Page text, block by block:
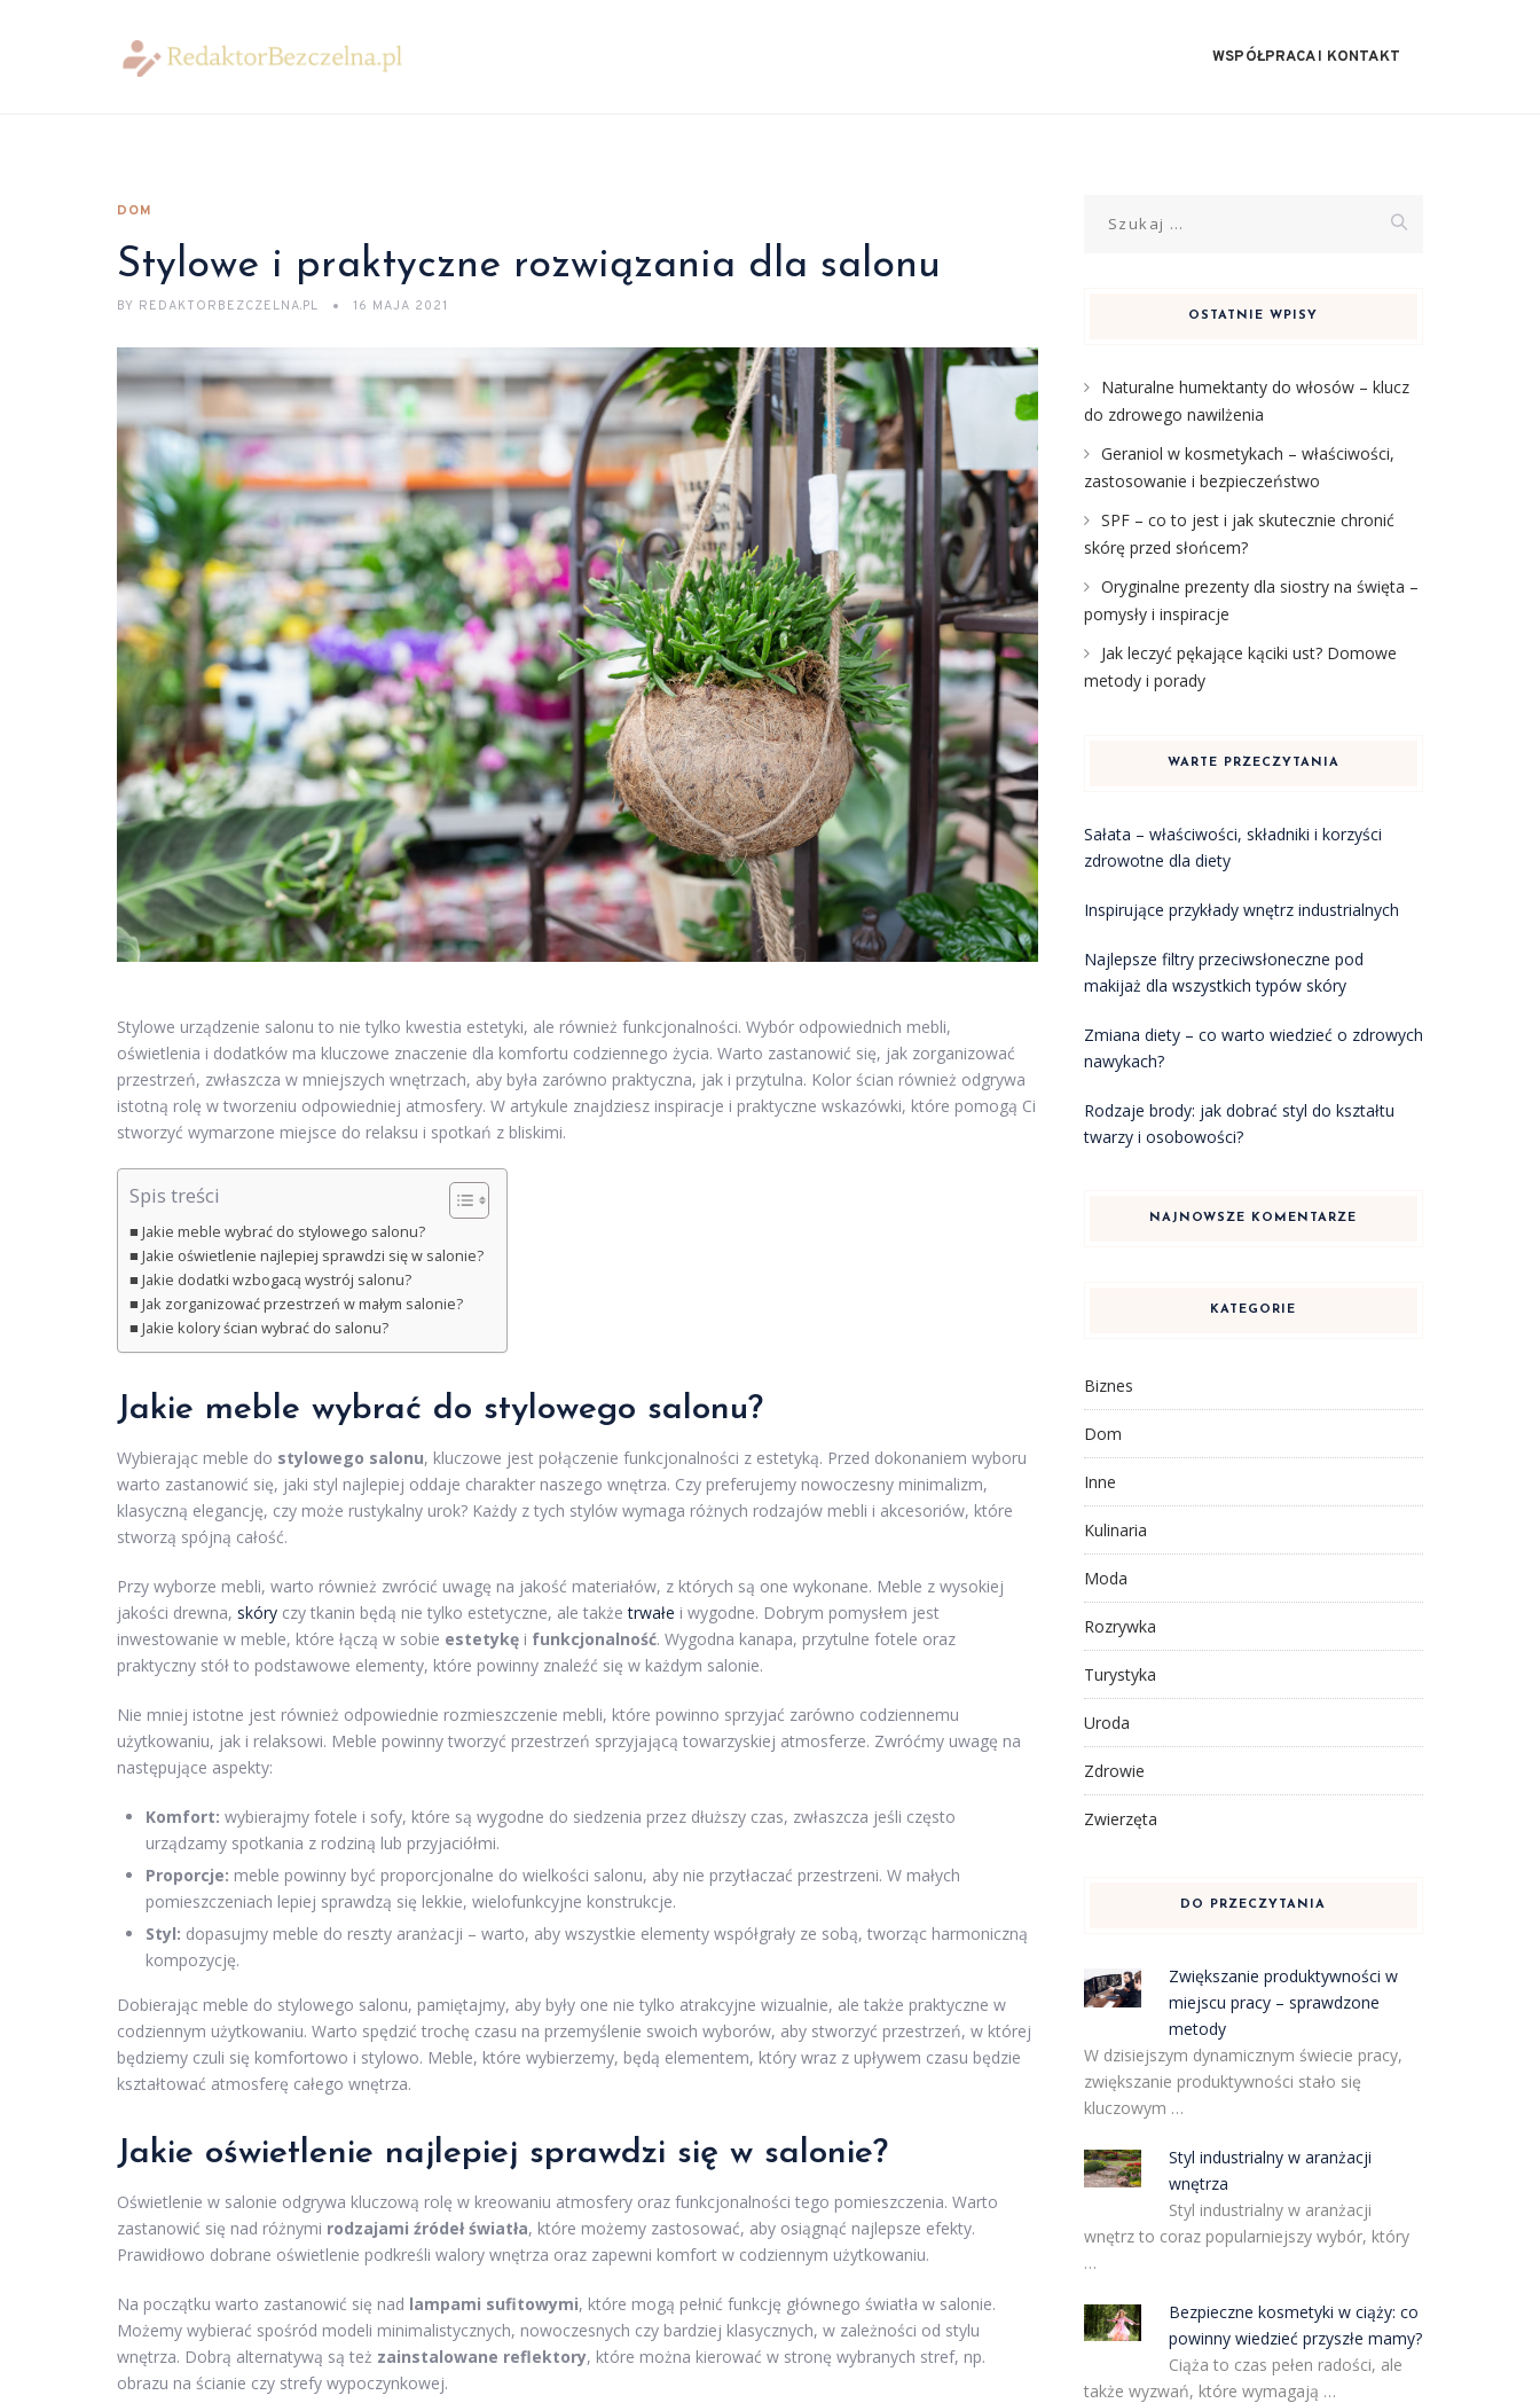
WSPÓŁPRACA I KONTAKT
DOM
Stylowe i praktyczne rozwiązania dla salonu
BY REDAKTORBEZCZELNA.PL 16 MAJA 2021
Stylowe urządzenie salonu to nie tylko kwestia estetyki, ale również funkcjonalności. Wybór odpowiednich mebli,
oświetlenia i dodatków ma kluczowe znaczenie dla komfortu codziennego życia. Warto zastanowić się, jak zorganizować
przestrzeń, zwłaszcza w mniejszych wnętrzach, aby była zarówno praktyczna, jak i przytulna. Kolor ścian również odgrywa
istotną rolę w tworzeniu odpowiedniej atmosfery. W artykule znajdziesz inspiracje i praktyczne wskazówki, które pomogą Ci
stworzyć wymarzone miejsce do relaksu i spotkań z bliskimi.
Spis treści
Jakie meble wybrać do stylowego salonu?
Jakie oświetlenie najlepiej sprawdzi się w salonie?
Jakie dodatki wzbogacą wystrój salonu?
Jak zorganizować przestrzeń w małym salonie?
Jakie kolory ścian wybrać do salonu?
Jakie meble wybrać do stylowego salonu?
Wybierając meble do stylowego salonu, kluczowe jest połączenie funkcjonalności z estetyką. Przed dokonaniem wyboru
warto zastanowić się, jaki styl najlepiej oddaje charakter naszego wnętrza. Czy preferujemy nowoczesny minimalizm,
klasyczną elegancję, czy może rustykalny urok? Każdy z tych stylów wymaga różnych rodzajów mebli i akcesoriów, które
stworzą spójną całość.
Przy wyborze mebli, warto również zwrócić uwagę na jakość materiałów, z których są one wykonane. Meble z wysokiej
jakości drewna, skóry czy tkanin będą nie tylko estetyczne, ale takżetrwałe i wygodne. Dobrym pomysłem jest
inwestowanie w meble, które łączą w sobie estetykę i funkcjonalność. Wygodna kanapa, przytulne fotele oraz
praktyczny stół to podstawowe elementy, które powinny znaleźć się w każdym salonie.
Nie mniej istotne jest również odpowiednie rozmieszczenie mebli, które powinno sprzyjać zarówno codziennemu
użytkowaniu, jak i relaksowi. Meble powinny tworzyć przestrzeń sprzyjającą towarzyskiej atmosferze. Zwróćmy uwagę na
następujące aspekty:
Komfort: wybierajmy fotele i sofy, które są wygodne do siedzenia przez dłuższy czas, zwłaszcza jeśli często
urządzamy spotkania z rodziną lub przyjaciółmi.
Proporcje: meble powinny być proporcjonalne do wielkości salonu, aby nie przytłaczać przestrzeni. W małych
pomieszczeniach lepiej sprawdzą się lekkie, wielofunkcyjne konstrukcje.
Styl: dopasujmy meble do reszty aranżacji – warto, aby wszystkie elementy współgrały ze sobą, tworząc harmoniczną
kompozycję.
Dobierając meble do stylowego salonu, pamiętajmy, aby były one nie tylko atrakcyjne wizualnie, ale także praktyczne w
codziennym użytkowaniu. Warto spędzić trochę czasu na przemyślenie swoich wyborów, aby stworzyć przestrzeń, w której
będziemy czuli się komfortowo i stylowo. Meble, które wybierzemy, będą elementem, który wraz z upływem czasu będzie
kształtować atmosferę całego wnętrza.
Jakie oświetlenie najlepiej sprawdzi się w salonie?
Oświetlenie w salonie odgrywa kluczową rolę w kreowaniu atmosfery oraz funkcjonalności tego pomieszczenia. Warto
zastanowić się nad różnymi rodzajami źródeł światła, które możemy zastosować, aby osiągnąć najlepsze efekty.
Prawidłowo dobrane oświetlenie podkreśli walory wnętrza oraz zapewni komfort w codziennym użytkowaniu.
Na początku warto zastanowić się nad lampami sufitowymi, które mogą pełnić funkcję głównego światła w salonie.
Możemy wybierać spośród modeli minimalistycznych, nowoczesnych czy bardziej klasycznych, w zależności od stylu
wnętrza. Dobrą alternatywą są też zainstalowane reflektory, które można kierować w stronę wybranych stref, np.
obrazu na ścianie czy strefy wypoczynkowej.
OSTATNIE WPISY
Naturalne humektanty do włosów – klucz
do zdrowego nawilżenia
Geraniol w kosmetykach – właściwości,
zastosowanie i bezpieczeństwo
SPF – co to jest i jak skutecznie chronić
skórę przed słońcem?
Oryginalne prezenty dla siostry na święta –
pomysły i inspiracje
Jak leczyć pękające kąciki ust? Domowe
metody i porady
WARTE PRZECZYTANIA
Sałata – właściwości, składniki i korzyści
zdrowotne dla diety
Inspirujące przykłady wnętrz industrialnych
Najlepsze filtry przeciwsłoneczne pod
makijaż dla wszystkich typów skóry
Zmiana diety – co warto wiedzieć o zdrowych
nawykach?
Rodzaje brody: jak dobrać styl do kształtu
twarzy i osobowości?
NAJNOWSZE KOMENTARZE
KATEGORIE
Biznes
Dom
Inne
Kulinaria
Moda
Rozrywka
Turystyka
Uroda
Zdrowie
Zwierzęta
DO PRZECZYTANIA
Zwiększanie produktywności w
miejscu pracy – sprawdzone
metody
W dzisiejszym dynamicznym świecie pracy,
zwiększanie produktywności stało się
kluczowym …
Styl industrialny w aranżacji
wnętrza
Styl industrialny w aranżacji
wnętrz to coraz popularniejszy wybór, który
…
Bezpieczne kosmetyki w ciąży: co
powinny wiedzieć przyszłe mamy?
Ciąża to czas pełen radości, ale
także wyzwań, które wymagają …